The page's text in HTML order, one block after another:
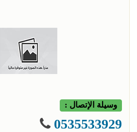
وسيلة الإتصال :
0535533929